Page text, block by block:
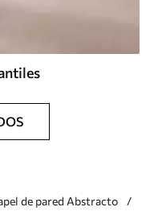
de pared Abstracto